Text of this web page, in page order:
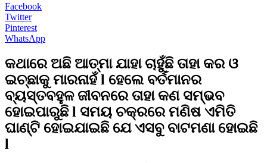
Facebook
Twitter
Pinterest
WhatsApp
କଥାରେ ଅଛି ଆତ୍ମା ଯାହା ଚାହୁଁଛି ତାହା କର ଓ
ଇଚ୍ଛାକୁ ମାରନାହଁ l ହେଲେ ବର୍ତମାନର
ବ୍ୟସ୍ତବହୁଳ ଜୀବନରେ ତାହା କଣ ସମ୍ଭବ
ହୋଇପାରୁଛି l ସମୟ ଚକ୍ରରେ ମଣିଷ ଏମିତି
ଘାଣ୍ଟି ହୋଇଯାଇଛି ଯେ ଏସବୁ ବାଟମଣା ହୋଇଛି
l